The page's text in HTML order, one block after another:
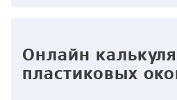
Онлайн
пластиковых